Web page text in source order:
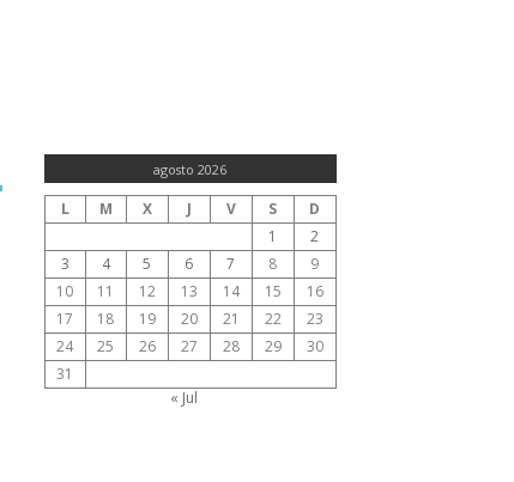
agosto 2026
L M X J V S
D
1
2
3
4 5 6 7 8
9
10
11 12 13 14 15
16
17
18 19 20 21 22
23
24
25 26 27 28 29
30
31
« Jul